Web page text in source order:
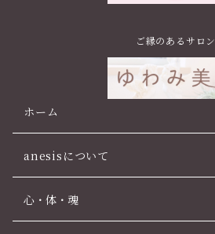
ご縁のあるサロン
ホーム
anesisについて
心・体・魂